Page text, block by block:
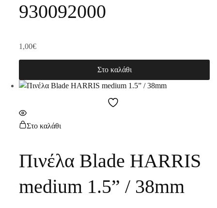
930092000
1,00€
Στο καλάθι
Στο καλάθι
Πινέλα Blade HARRIS
medium 1.5” / 38mm